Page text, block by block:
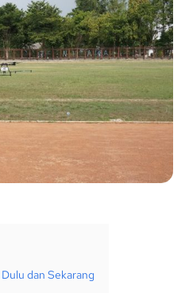
dan Sekarang